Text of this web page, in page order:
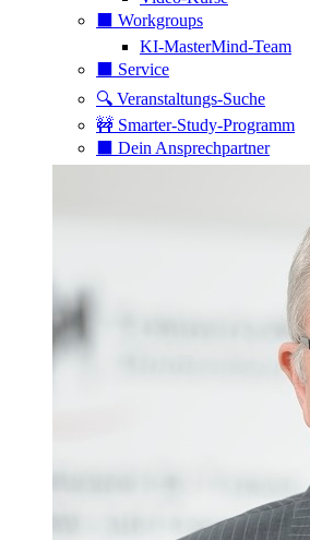
⬛️ Workgroups
KI-MasterMind-Team
⬛️ Service
🔍 Veranstaltungs-Suche
🚧 Smarter-Study-Programm
⬛️ Dein Ansprechpartner